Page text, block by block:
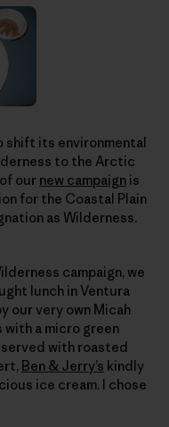
shift its environmental
to the Arctic
our new campaign is
for the Coastal Plain
as Wilderness.
campaign, we
lunch in Ventura
our very own Micah
with a micro green
with roasted
Ben & Jerry’s kindly
ice cream. I chose